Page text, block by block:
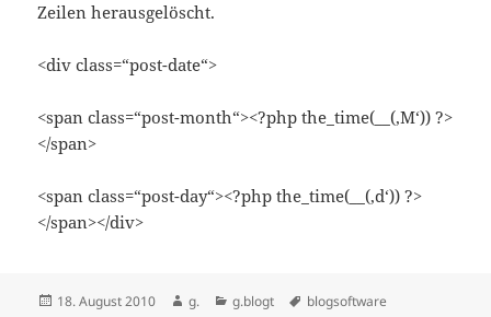
Zeilen herausgelöscht.
<div class=“post-date“>
<span class=“post-month“><?php the_time(__(‚M‘)) ?>
</span>
<span class=“post-day“><?php the_time(__(‚d‘)) ?>
</span></div>
Veröffentlicht
18. August 2010 Autor
g. Kategorien
g.blogt Schlagwörter
blogsoftware